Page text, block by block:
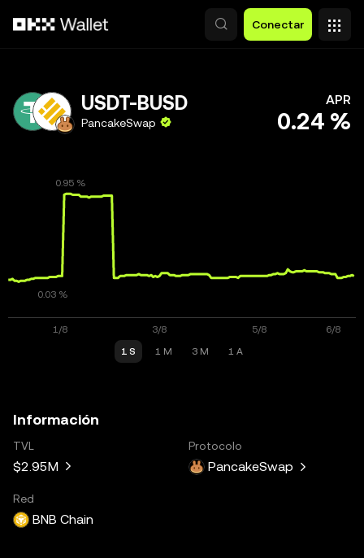
Conectar
USDT-BUSD
PancakeSwap
APR
0.24 %
1 S 1 M 3 M 1 A
Información
TVL
$2.95M
Protocolo
PancakeSwap
Red
BNB Chain